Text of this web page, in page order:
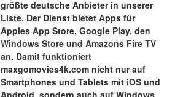
größte deutsche Anbieter in unserer
Liste. Der Dienst bietet Apps für
Apples App Store, Google Play, den
Windows Store und Amazons Fire TV
an. Damit funktioniert
maxgomovies4k.com nicht nur auf
Smartphones und Tablets mit iOS und